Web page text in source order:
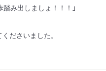
み出しましょ！！！」
ださいました。